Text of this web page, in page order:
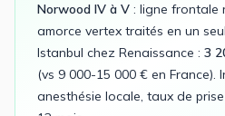
Norwood IV à V : ligne frontale
amorce vertex traités en un
Istanbul chez Renaissance : 3
(vs 9 000-15 000 € en France).
anesthésie locale, taux de